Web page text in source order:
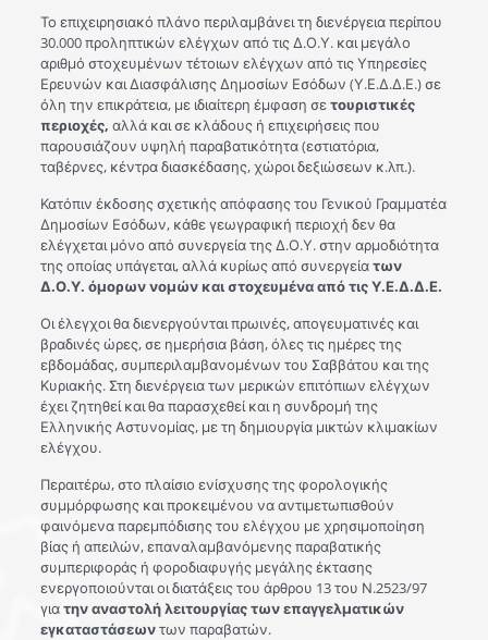
Το επιχειρησιακό πλάνο περιλαμβάνει τη διενέργεια περίπου
30.000 προληπτικών ελέγχων από τις Δ.Ο.Υ. και μεγάλο
αριθμό στοχευμένων τέτοιων ελέγχων από τις Υπηρεσίες
Ερευνών και Διασφάλισης Δημοσίων Εσόδων (Υ.Ε.Δ.Δ.Ε.) σε
όλη την επικράτεια, με ιδιαίτερη έμφαση σετουριστικές
περιοχές, αλλά και σε κλάδους ή επιχειρήσεις που
παρουσιάζουν υψηλή παραβατικότητα (εστιατόρια,
ταβέρνες, κέντρα διασκέδασης, χώροι δεξιώσεων κ.λπ.).
Κατόπιν έκδοσης σχετικής απόφασης του Γενικού Γραμματέα
Δημοσίων Εσόδων, κάθε γεωγραφική περιοχή δεν θα
ελέγχεται μόνο από συνεργεία της Δ.Ο.Υ. στην αρμοδιότητα
της οποίας υπάγεται, αλλά κυρίως από συνεργείατων
Δ.Ο.Υ. όμορων νομών και στοχευμένα από τις Υ.Ε.Δ.Δ.Ε.
Οι έλεγχοι θα διενεργούνται πρωινές, απογευματινές και
βραδινές ώρες, σε ημερήσια βάση, όλες τις ημέρες της
εβδομάδας, συμπεριλαμβανομένων του Σαββάτου και της
Κυριακής. Στη διενέργεια των μερικών επιτόπιων ελέγχων
έχει ζητηθεί και θα παρασχεθεί και η συνδρομή της
Ελληνικής Αστυνομίας, με τη δημιουργία μικτών κλιμακίων
ελέγχου.
Περαιτέρω, στο πλαίσιο ενίσχυσης της φορολογικής
συμμόρφωσης και προκειμένου να αντιμετωπισθούν
φαινόμενα παρεμπόδισης του ελέγχου με χρησιμοποίηση
βίας ή απειλών, επαναλαμβανόμενης παραβατικής
συμπεριφοράς ή φοροδιαφυγής μεγάλης έκτασης
ενεργοποιούνται οι διατάξεις του άρθρου 13 του Ν.2523/97
γιατην αναστολή λειτουργίας των επαγγελματικών
εγκαταστάσεωντων παραβατών.